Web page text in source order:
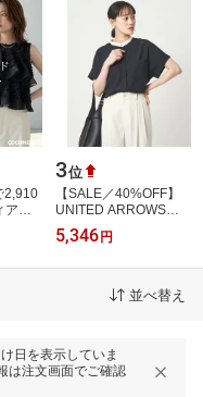
2,910
アー
ブ
ス
3位
【SALE／40%OFF】
UNITED ARROWS
green label relaxing
Breeze Cool ポケット シ
5,346 円
並べ替え
日を表示していま
は注文画面でご確認